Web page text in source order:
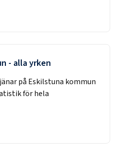
- alla yrken
på Eskilstuna kommun
för hela